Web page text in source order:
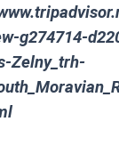
g274714-
Zelny_trh-